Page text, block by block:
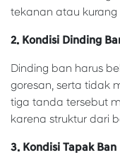
tekanan atau kurang
2. Kondisi Dinding
Dinding ban harus
goresan, serta tidak
tiga tanda tersebut
karena struktur dari
3. Kondisi Tapak Ban